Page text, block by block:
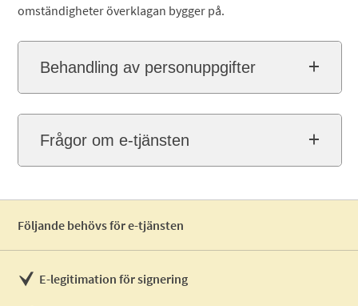
omständigheter överklagan bygger på.
Behandling av personuppgifter
Frågor om e-tjänsten
Följande behövs för e-tjänsten
E-legitimation för signering